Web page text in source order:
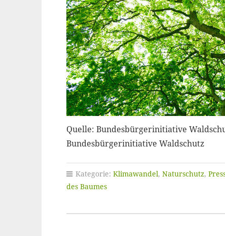
Quelle: Bundesbürgerinitiative
Bundesbürgerinitiative Waldschutz
Kategorie: Klimawandel, Naturschutz,
des Baumes